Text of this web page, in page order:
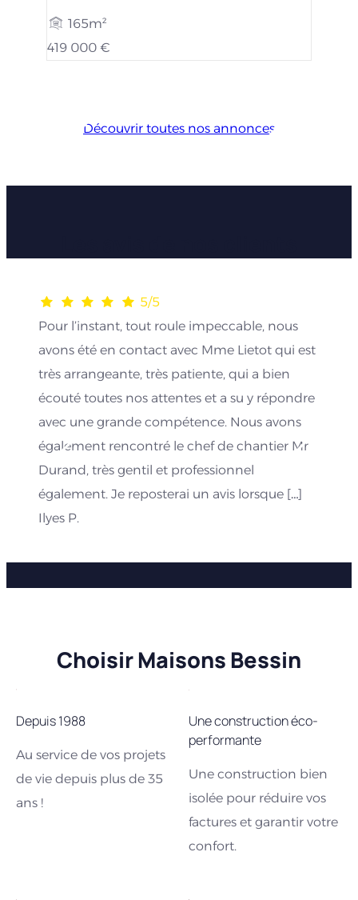
165m²
419 000 €
Découvrir toutes nos annonces
5/5
Pour l’instant, tout roule impeccable, nous
avons été en contact avec Mme Lietot qui est
très arrangeante, très patiente, qui a bien
écouté toutes nos attentes et a su y répondre
avec une grande compétence. Nous avons
également rencontré le chef de chantier Mr
Durand, très gentil et professionnel
également. Je reposterai un avis lorsque […]
Ilyes P.
Choisir Maisons Bessin
Depuis 1988
Au service de vos projets
de vie depuis plus de 35
ans !
Une construction éco-
performante
Une construction bien
isolée pour réduire vos
factures et garantir votre
confort.